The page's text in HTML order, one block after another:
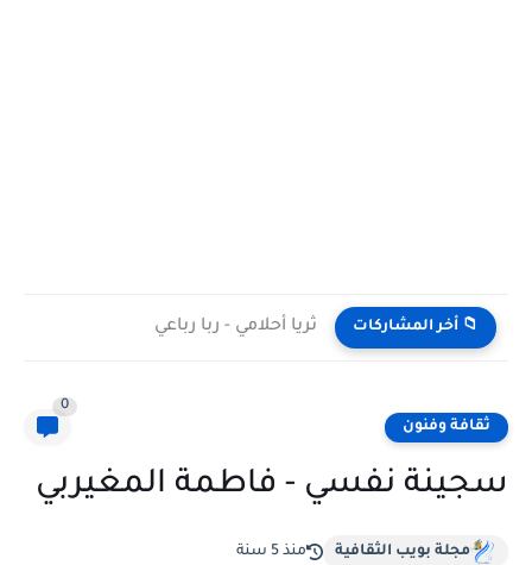
📁 أخر المشاركات ثريا أحلامي - ربا رباعي
ثقافة وفنون
0
سجينة نفسي - فاطمة المغيربي
مجلة بويب الثقافية منذ 5 سنة